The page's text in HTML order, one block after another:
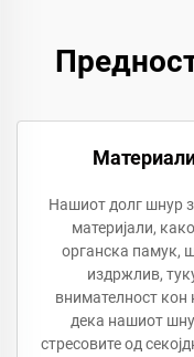
Нашиот долг шнур
материјали,
органска памук,
издржлив,
внимателност кон
дека нашиот
стресовите од